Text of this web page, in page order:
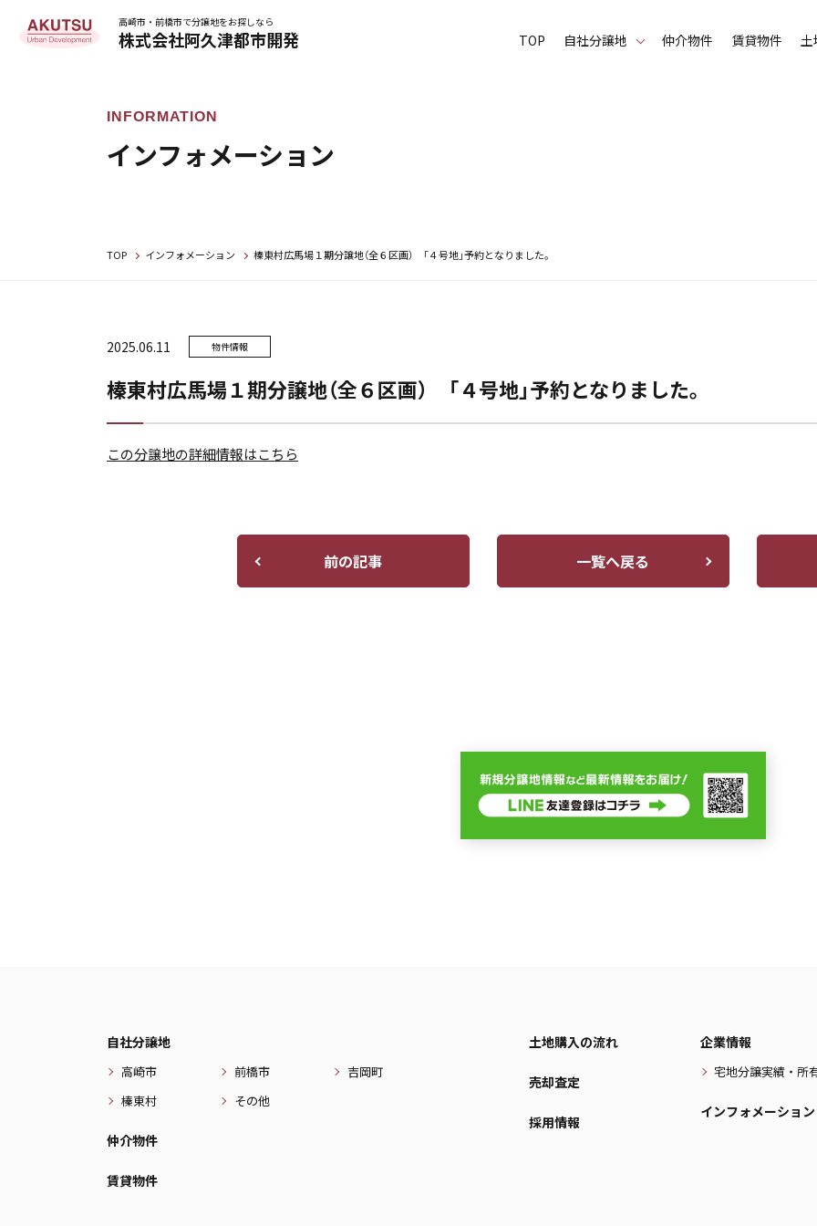
高崎市・前橋市で分譲地をお探しなら
株式会社阿久津都市開発 TOP ⾃社分譲地 仲介物件 賃貸物件 土
インフォメーション
TOP インフォメーション 榛東村広馬場１期分譲地（全６区画） 「４号地」予約となりました。
2025.06.11 物件情報
榛東村広馬場１期分譲地（全６区画） 「４号地」予約となりました。
この分譲地の詳細情報はこちら
前の記事 一覧へ戻る
自社分譲地
高崎市 前橋市
吉岡町
榛東村
その他
仲介物件
賃貸物件
土地購入の流れ
売却査定
採用情報
企業情報
宅地分譲実績・所
インフォメーション